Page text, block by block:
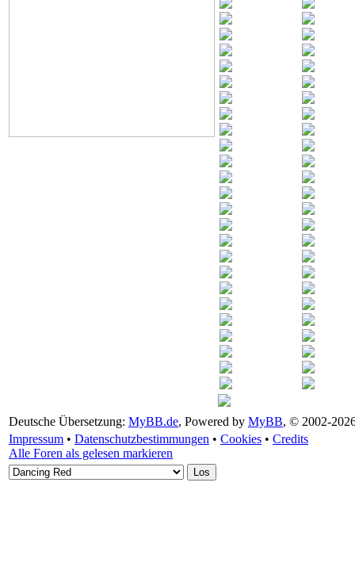
Deutsche Übersetzung: MyBB.de, Powered by MyBB, © 2002-
Impressum • Datenschutzbestimmungen • Cookies • Credits
Alle Foren als gelesen markieren